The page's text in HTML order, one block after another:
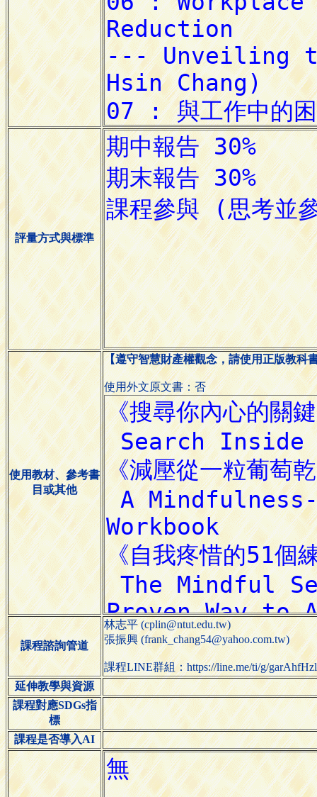
評量方式與標準
使用教材、參考書
目或其他
【遵守智慧財產權觀念，請使用正版教科
使用外文原文書：否
課程諮詢管道
林志平 (cplin@ntut.edu.tw)
張振興 (frank_chang54@yahoo.com.tw)
課程LINE群組：https://line.me/ti/g/
延伸教學與資源
課程對應SDGs指
標
課程是否導入AI